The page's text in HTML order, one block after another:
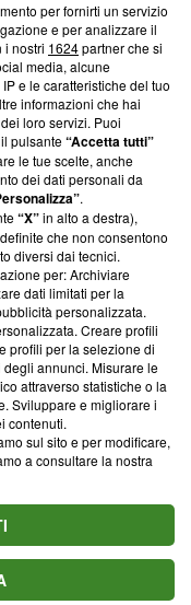
su Blasting
ci impegniamo a
nostra aderenza a
News non è
di farne
una verifica di
Frasca, 3 - 6900
per fornirti un servizio
e per analizzare il
i nostri 1624partner che si
media, alcune
e le caratteristiche del tuo
informazioni che hai
loro servizi. Puoi
pulsante“Accetta tutti”
le tue scelte, anche
dei dati personali da
.
“X”in alto a destra),
che non consentono
diversi dai tecnici.
per: Archiviare
dati limitati per la
personalizzata.
Creare profili
profili per la selezione di
annunci. Misurare le
attraverso statistiche o la
Sviluppare e migliorare i
contenuti.
sul sito e per modificare,
a consultare la nostra